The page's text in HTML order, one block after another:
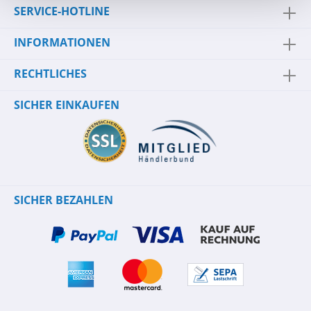
SERVICE-HOTLINE
INFORMATIONEN
RECHTLICHES
SICHER EINKAUFEN
SICHER BEZAHLEN